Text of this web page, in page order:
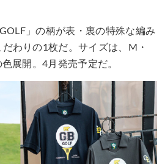
」の柄が表・裏の特殊な編み
わりの1枚だ。サイズは、M・
展開。4月発売予定だ。